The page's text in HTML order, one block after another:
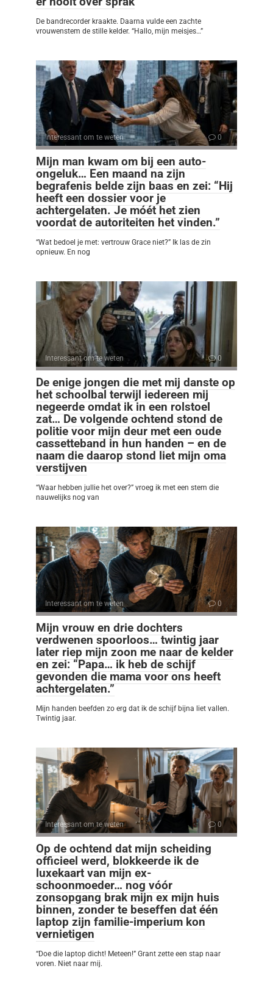
De bandrecorder kraakte. Daarna vulde een zachte
vrouwenstem de stille kelder. “Hallo, mijn meisjes…”
Interessant om te weten 0
Mijn man kwam om bij een auto-
ongeluk… Een maand na zijn
begrafenis belde zijn baas en zei: “Hij
heeft een dossier voor je
achtergelaten. Je móét het zien
voordat de autoriteiten het vinden.”
“Wat bedoel je met: vertrouw Grace niet?” Ik las de zin
opnieuw. En nog
Interessant om te weten 0
De enige jongen die met mij danste op
het schoolbal terwijl iedereen mij
negeerde omdat ik in een rolstoel
zat… De volgende ochtend stond de
politie voor mijn deur met een oude
cassetteband in hun handen – en de
naam die daarop stond liet mijn oma
verstijven
“Waar hebben jullie het over?” vroeg ik met een stem die
nauwelijks nog van
Interessant om te weten 0
Mijn vrouw en drie dochters
verdwenen spoorloos… twintig jaar
later riep mijn zoon me naar de kelder
en zei: “Papa… ik heb de schijf
gevonden die mama voor ons heeft
achtergelaten.”
Mijn handen beefden zo erg dat ik de schijf bijna liet vallen.
Twintig jaar.
Interessant om te weten 0
Op de ochtend dat mijn scheiding
officieel werd, blokkeerde ik de
luxekaart van mijn ex-
schoonmoeder… nog vóór
zonsopgang brak mijn ex mijn huis
binnen, zonder te beseffen dat één
laptop zijn familie-imperium kon
vernietigen
“Doe die laptop dicht! Meteen!” Grant zette een stap naar
voren. Niet naar mij.